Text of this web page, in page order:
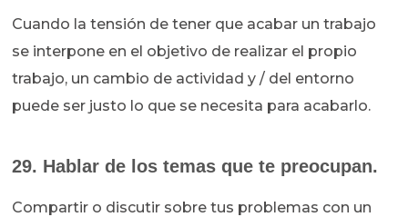
Cuando la tensión de tener que acabar un trabajo
se interpone en el objetivo de realizar el propio
trabajo, un cambio de actividad y / del entorno
puede ser justo lo que se necesita para acabarlo.
29. Hablar de los temas que te preocupan.
Compartir o discutir sobre tus problemas con un